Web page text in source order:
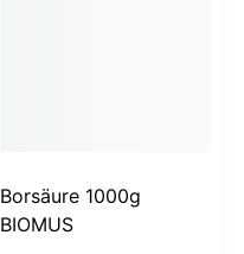
Borsäure 1000g
BIOMUS